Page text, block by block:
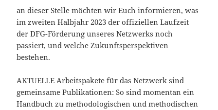
an dieser Stelle möchten wir Euch informieren, was
im zweiten Halbjahr 2023 der offiziellen Laufzeit
der DFG-Förderung unseres Netzwerks noch
passiert, und welche Zukunftsperspektiven
bestehen.
AKTUELLE Arbeitspakete für das Netzwerk sind
gemeinsame Publikationen: So sind momentan ein
Handbuch zu methodologischen und methodischen